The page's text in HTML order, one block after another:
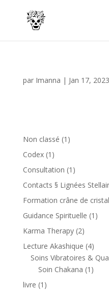
par Imanna | Jan 17, 2023
Non classé 1 1
Codex 1 1
produit
Consultation 1 1
produit
Contacts § Lignées
Formation crâne de
Guidance Spirituelle 1 1
Karma Therapy 22
produits
Lecture Akashique 44
Soins Vibratoires &
Soin Chakana 1 1
livre 1 1